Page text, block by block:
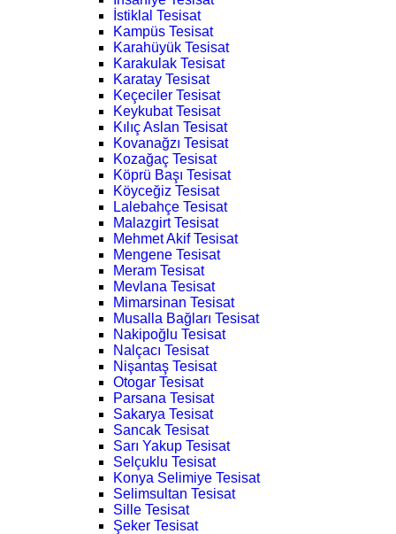
İstiklal Tesisat
Kampüs Tesisat
Karahüyük Tesisat
Karakulak Tesisat
Karatay Tesisat
Keçeciler Tesisat
Keykubat Tesisat
Kılıç Aslan Tesisat
Kovanağzı Tesisat
Kozağaç Tesisat
Köprü Başı Tesisat
Köyceğiz Tesisat
Lalebahçe Tesisat
Malazgirt Tesisat
Mehmet Akif Tesisat
Mengene Tesisat
Meram Tesisat
Mevlana Tesisat
Mimarsinan Tesisat
Musalla Bağları Tesisat
Nakipoğlu Tesisat
Nalçacı Tesisat
Nişantaş Tesisat
Otogar Tesisat
Parsana Tesisat
Sakarya Tesisat
Sancak Tesisat
Sarı Yakup Tesisat
Selçuklu Tesisat
Konya Selimiye Tesisat
Selimsultan Tesisat
Sille Tesisat
Şeker Tesisat